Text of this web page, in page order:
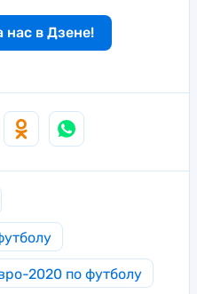
нас в Дзене!
2020 по футболу